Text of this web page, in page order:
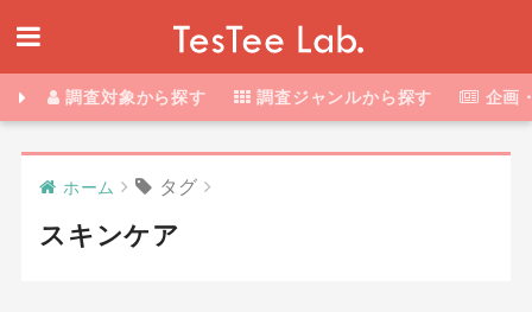
調査対象から探す 調査ジャンルから探す 企画
ホーム タグ
スキンケア